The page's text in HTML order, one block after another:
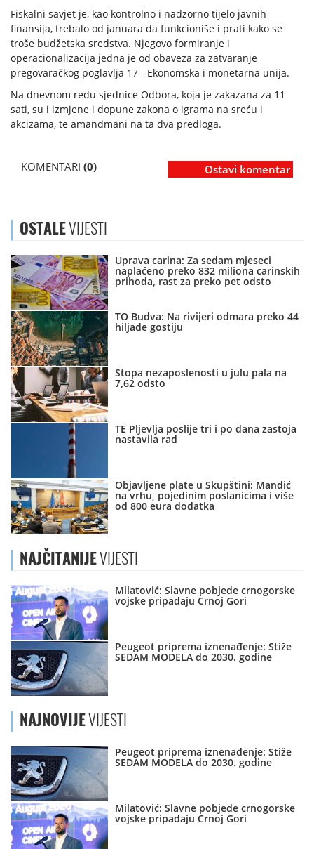
Fiskalni savjet je, kao kontrolno i nadzorno tijelo javnih
finansija, trebalo od januara da funkcioniše i prati kako se
troše budžetska sredstva. Njegovo formiranje i
operacionalizacija jedna je od obaveza za zatvaranje
pregovaračkog poglavlja 17 - Ekonomska i monetarna unija.
Na dnevnom redu sjednice Odbora, koja je zakazana za 11
sati, su i izmjene i dopune zakona o igrama na sreću i
akcizama, te amandmani na ta dva predloga.
KOMENTARI (0) Ostavi komentar
OSTALEVIJESTI
Uprava carina: Za sedam mjeseci
naplaćeno preko 832 miliona carinskih
prihoda, rast za preko pet odsto
TO Budva: Na rivijeri odmara preko 44
hiljade gostiju
Stopa nezaposlenosti u julu pala na
7,62 odsto
TE Pljevlja poslije tri i po dana zastoja
nastavila rad
Objavljene plate u Skupštini: Mandić
na vrhu, pojedinim poslanicima i više
od 800 eura dodatka
NAJČITANIJEVIJESTI
Milatović: Slavne pobjede crnogorske
vojske pripadaju Crnoj Gori
Peugeot priprema iznenađenje: Stiže
SEDAM MODELA do 2030. godine
NAJNOVIJEVIJESTI
Peugeot priprema iznenađenje: Stiže
SEDAM MODELA do 2030. godine
Milatović: Slavne pobjede crnogorske
vojske pripadaju Crnoj Gori